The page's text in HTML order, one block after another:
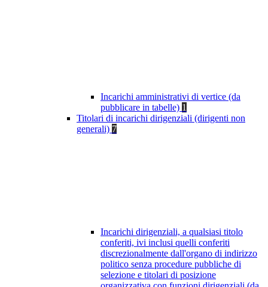
Incarichi amministrativi di vertice (da
pubblicare in tabelle) 1
Titolari di incarichi dirigenziali (dirigenti non
generali) 7
Incarichi dirigenziali, a qualsiasi titolo
conferiti, ivi inclusi quelli conferiti
discrezionalmente dall'organo di indirizzo
politico senza procedure pubbliche di
selezione e titolari di posizione